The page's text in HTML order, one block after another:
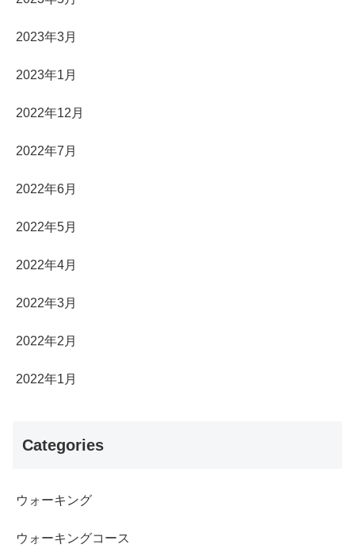
2023年3月
2023年1月
2022年12月
2022年7月
2022年6月
2022年5月
2022年4月
2022年3月
2022年2月
2022年1月
Categories
ウォーキング
ウォーキングコース